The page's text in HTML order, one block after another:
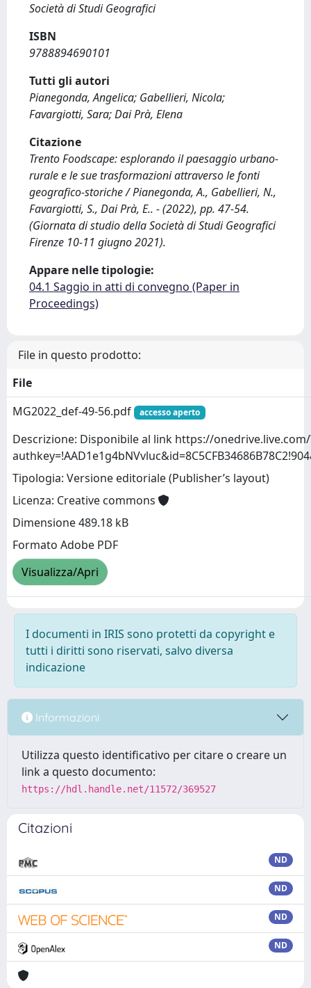
Società di Studi Geografici
ISBN
9788894690101
Tutti gli autori
Pianegonda, Angelica; Gabellieri, Nicola;
Favargiotti, Sara; Dai Prà, Elena
Citazione
Trento Foodscape: esplorando il paesaggio urbano-
rurale e le sue trasformazioni attraverso le fonti
geografico-storiche / Pianegonda, A., Gabellieri, N.,
Favargiotti, S., Dai Prà, E.. - (2022), pp. 47-54.
(Giornata di studio della Società di Studi Geografici
Firenze 10-11 giugno 2021).
Appare nelle tipologie:
04.1 Saggio in atti di convegno (Paper in
Proceedings)
File in questo prodotto:
File
MG2022_def-49-56.pdf
accesso aperto
Descrizione: Disponibile al link https://
Tipologia: Versione editoriale (Publisher’s layout)
Licenza: Creative commons
Dimensione 489.18 kB
Formato Adobe PDF
Visualizza/Apri
I documenti in IRIS sono protetti da copyright e
tutti i diritti sono riservati, salvo diversa
indicazione
Informazioni
Utilizza questo identificativo per citare o creare un
link a questo documento:
https://hdl.handle.net/11572/369527
Citazioni
ND
ND
ND
ND